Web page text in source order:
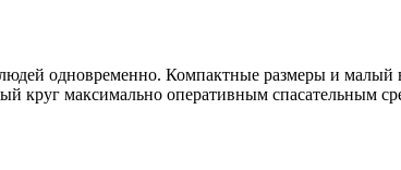
одновременно. Компактные размеры и малый
круг максимально оперативным спасательным